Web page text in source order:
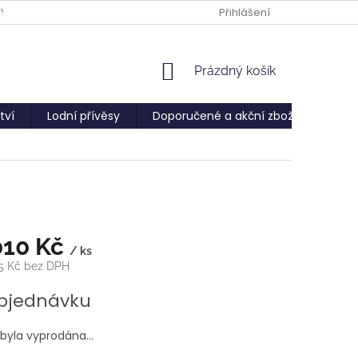
Přihlášení
NÁKUPNÍ
Prázdný košík
Lodní přívěsy Doporučené a akční zboží
Kč / ks
Kč bez DPH
vyprodána…